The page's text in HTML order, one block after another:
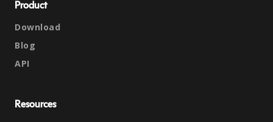
Product
Download
Blog
API
Resources